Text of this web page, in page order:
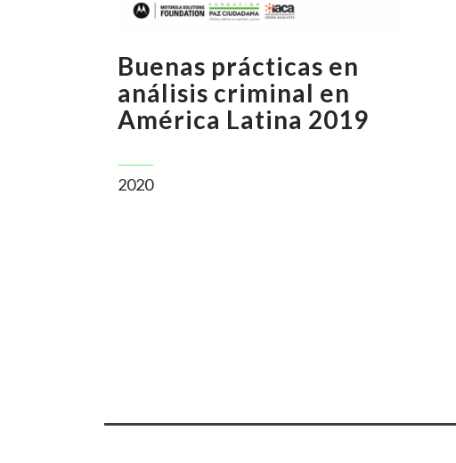
Buenas prácticas en
análisis criminal en
América Latina 2019
2020